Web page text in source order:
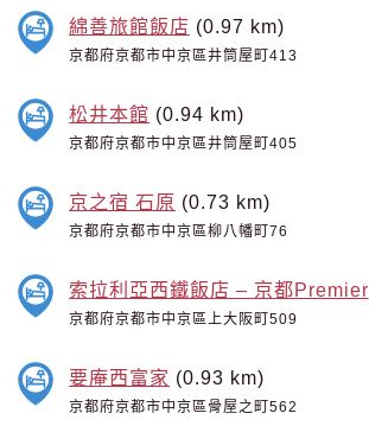
綿善旅館飯店 (0.97 km)
京都府京都市中京區井筒屋町413
松井本館 (0.94 km)
京都府京都市中京區井筒屋町405
京之宿 石原 (0.73 km)
京都府京都市中京區柳八幡町76
索拉利亞西鐵飯店 – 京都Premier
京都府京都市中京區上大阪町509
要庵西富家 (0.93 km)
京都府京都市中京區骨屋之町562